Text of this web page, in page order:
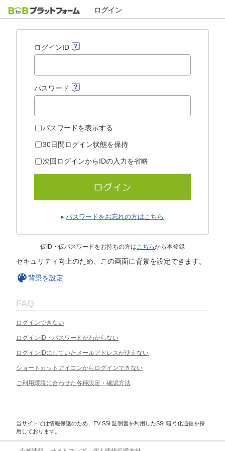
ログイン
ログインID
パスワード
パスワードを表示する
30日間ログイン状態を保持
次回ログインからIDの入力を省略
パスワードをお忘れの方はこちら
仮ID・仮パスワードをお持ちの方はこちらから本登録
セキュリティ向上のため、この画面に背景を設定できます。
背景を設定
FAQ
ログインできない
ログインID・パスワードがわからない
ログインIDにしていたメールアドレスが使えない
ショートカットアイコンからログインできない
ご利用環境に合わせた各種設定・確認方法
当サイトでは情報保護のため、EV SSL証明書を利用したSSL暗号化通信を採
用しております。